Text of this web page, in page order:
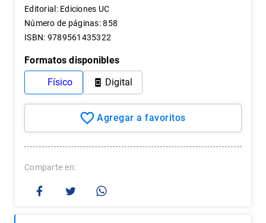
Editorial: Ediciones UC
Número de páginas:858
ISBN: 9789561435322
Formatos disponibles
Físico
Digital
Comparte